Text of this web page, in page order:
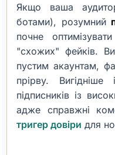
Якщо ваша
ботами), розумний
почне
"схожих" фейків.
пустим акаунтам,
прірву.
підписників із
адже справжні
тригер довіри для